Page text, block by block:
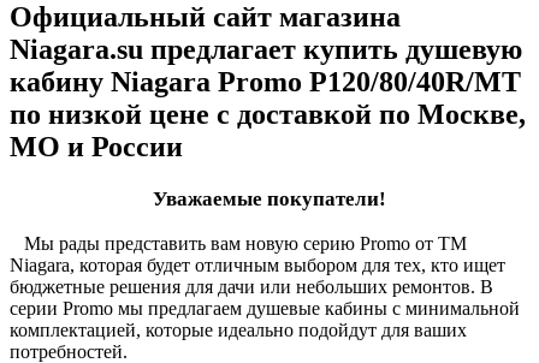
Официальный сайт магазина
Niagara.su предлагает купить душевую
кабину Niagara Promo P120/80/40R/MT
по низкой цене с доставкой по Москве,
МО и России
Уважаемые покупатели!
Мы рады представить вам новую серию Promo от ТМ
Niagara, которая будет отличным выбором для тех, кто ищет
бюджетные решения для дачи или небольших ремонтов. В
серии Promo мы предлагаем душевые кабины с минимальной
комплектацией, которые идеально подойдут для ваших
потребностей.